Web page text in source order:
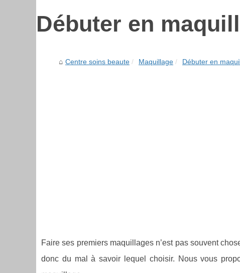
Débuter en
Centre soins beaute Maquillage Débuter en
Faire ses premiers maquillages n’est pas souvent
donc du mal à savoir lequel choisir. Nous vous